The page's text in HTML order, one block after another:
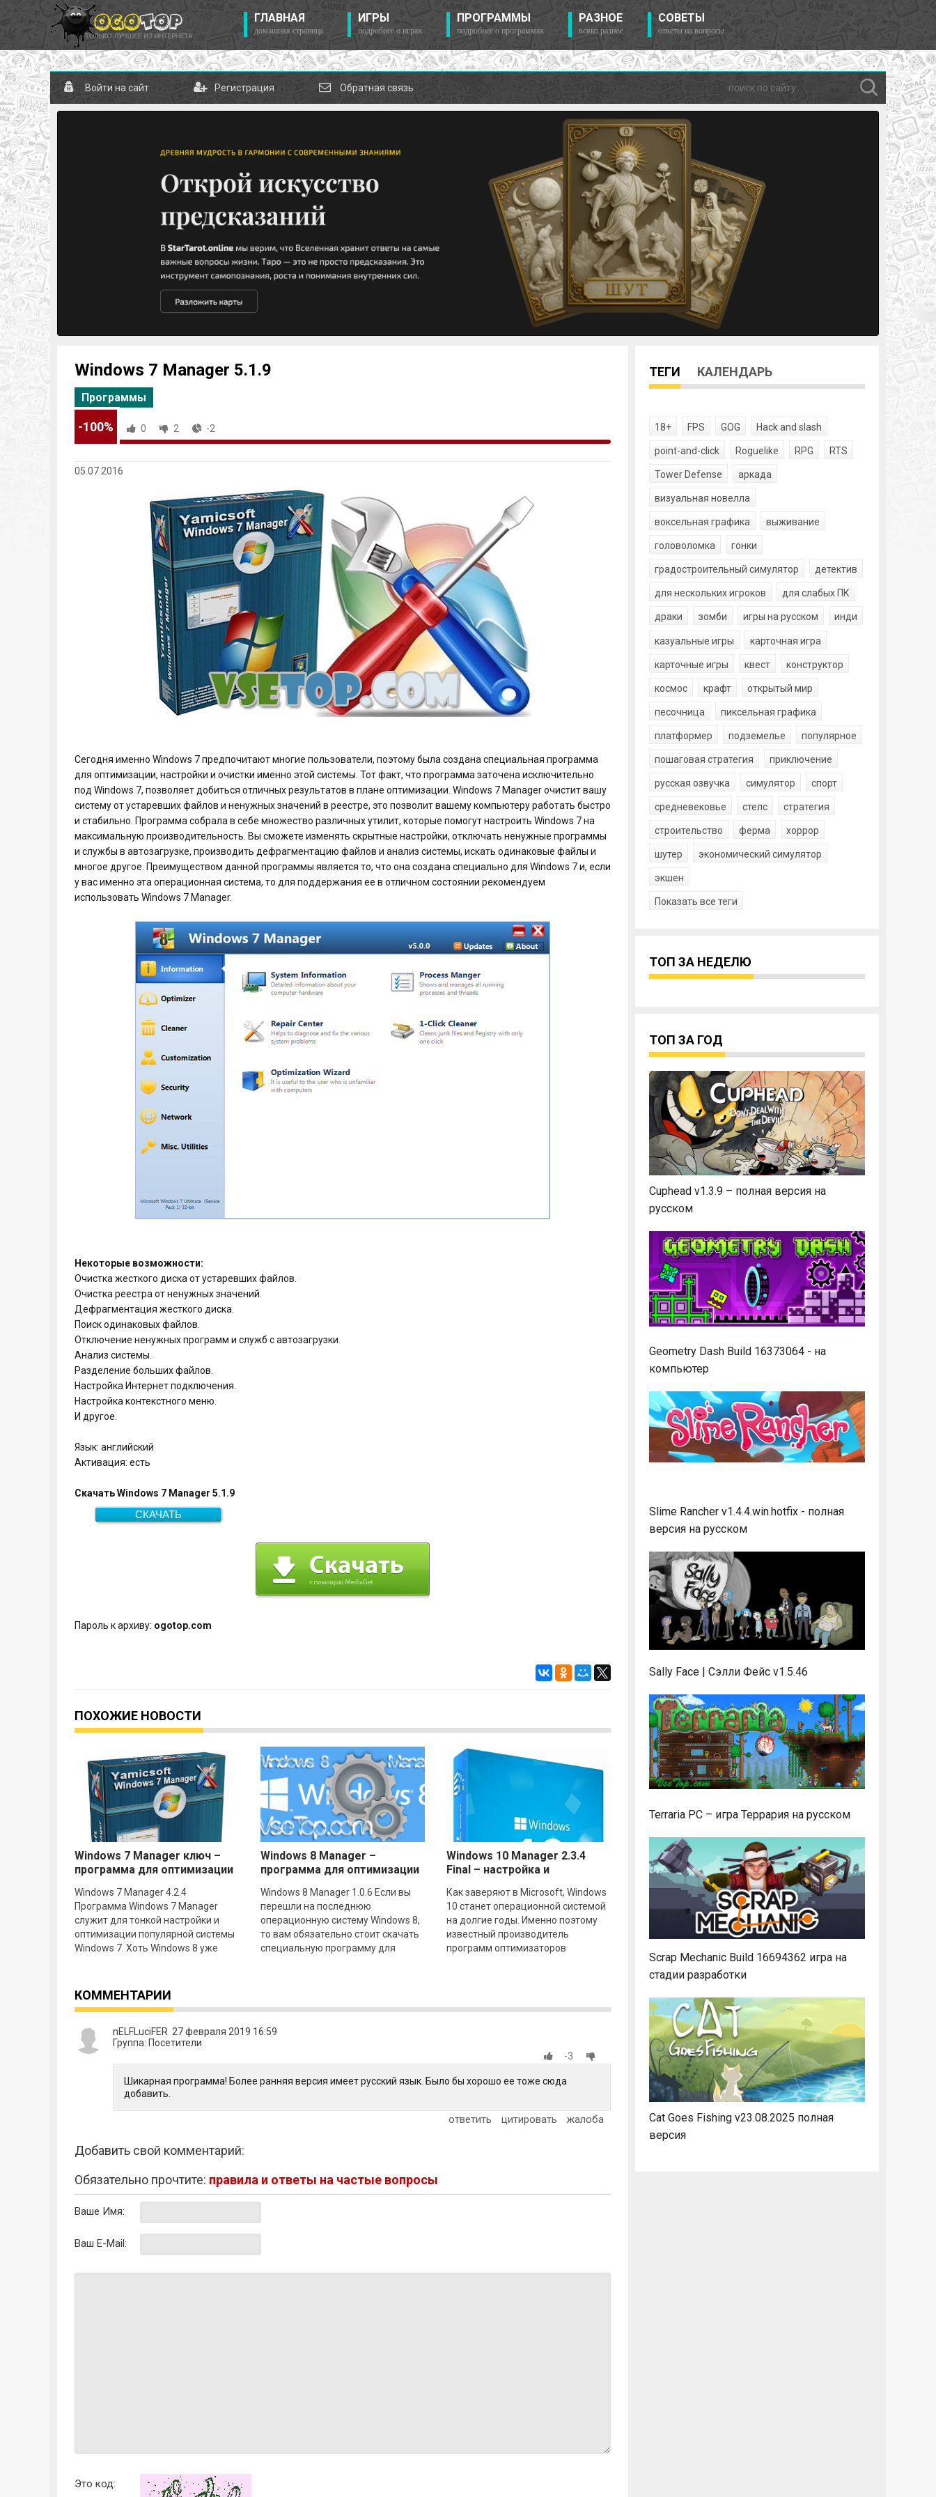
ГЛАВНАЯ
домашняя страница
ИГРЫ
подробнее о играх
ПРОГРАММЫ
подробнее о программах
РАЗНОЕ
всяко разное
СОВЕТЫ
ответы на вопросы
Войти на сайт Регистрация Обратная связь
Windows 7 Manager 5.1.9
Программы
-100% 0 2 -2
05.07.2016
Сегодня именно Windows 7 предпочитают многие пользователи, поэтому была создана специальная программа
для оптимизации, настройки и очистки именно этой системы. Тот факт, что программа заточена исключительно
под Windows 7, позволяет добиться отличных результатов в плане оптимизации. Windows 7 Manager очистит вашу
систему от устаревших файлов и ненужных значений в реестре, это позволит вашему компьютеру работать быстро
и стабильно. Программа собрала в себе множество различных утилит, которые помогут настроить Windows 7 на
максимальную производительность. Вы сможете изменять скрытные настройки, отключать ненужные программы
и службы в автозагрузке, производить дефрагментацию файлов и анализ системы, искать одинаковые файлы и
многое другое. Преимуществом данной программы является то, что она создана специально для Windows 7 и, если
у вас именно эта операционная система, то для поддержания ее в отличном состоянии рекомендуем
использовать Windows 7 Manager.
Некоторые возможности:
Очистка жесткого диска от устаревших файлов.
Очистка реестра от ненужных значений.
Дефрагментация жесткого диска.
Поиск одинаковых файлов.
Отключение ненужных программ и служб с автозагрузки.
Анализ системы.
Разделение больших файлов.
Настройка Интернет подключения.
Настройка контекстного меню.
И другое.
Язык: английский
Активация: есть
Скачать Windows 7 Manager 5.1.9
СКАЧАТЬ
11,7 Мб
Скачать
Пароль к архиву: ogotop.com
ПОХОЖИЕ НОВОСТИ
Windows 7 Manager ключ –
программа для оптимизации
Windows 7 Manager 4.2.4
Программа Windows 7 Manager
служит для тонкой настройки и
оптимизации популярной системы
Windows 7. Хоть Windows 8 уже
Windows 8 Manager –
программа для оптимизации
Windows 8 Manager 1.0.6 Если вы
перешли на последнюю
операционную систему Windows 8,
то вам обязательно стоит скачать
специальную программу для
Windows 10 Manager 2.3.4
Final – настройка и
Как заверяют в Microsoft, Windows
10 станет операционной системой
на долгие годы. Именно поэтому
известный производитель
программ оптимизаторов
КОММЕНТАРИИ
nELFLuciFER 27 февраля 2019 16:59
Группа: Посетители
-3
Шикарная программа! Более ранняя версия имеет русский язык. Было бы хорошо ее тоже сюда
добавить.
ответить цитировать жалоба
Добавить свой комментарий:
Обязательно прочтите: правила и ответы на частые вопросы
Ваше Имя:
Ваш E-Mail:
Это код:
ТЕГИ КАЛЕНДАРЬ
18+ FPS GOG Hack and slash
point-and-click Roguelike RPG RTS
Tower Defense аркада
визуальная новелла
воксельная графика выживание
головоломка гонки
градостроительный симулятор детектив
для нескольких игроков для слабых ПК
драки зомби игры на русском инди
казуальные игры карточная игра
карточные игры квест конструктор
космос крафт открытый мир
песочница пиксельная графика
платформер подземелье популярное
пошаговая стратегия приключение
русская озвучка симулятор спорт
средневековье стелс стратегия
строительство ферма хоррор
шутер экономический симулятор
экшен
Показать все теги
ТОП ЗА НЕДЕЛЮ
ТОП ЗА ГОД
Cuphead v1.3.9 – полная версия на
русском
Geometry Dash Build 16373064 - на
компьютер
Slime Rancher v1.4.4.win.hotfix - полная
версия на русском
Sally Face | Сэлли Фейс v1.5.46
Terraria PC – игра Террария на русском
Scrap Mechanic Build 16694362 игра на
стадии разработки
Cat Goes Fishing v23.08.2025 полная
версия